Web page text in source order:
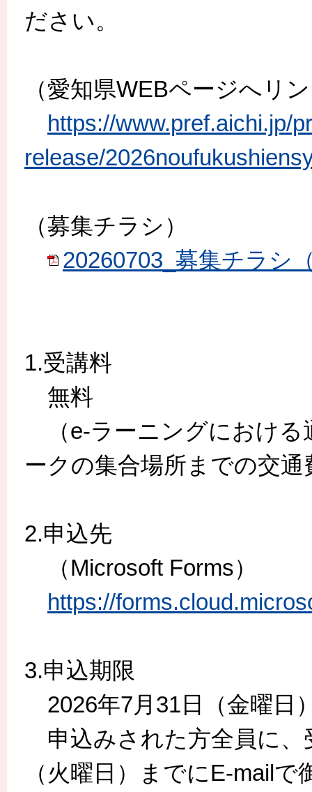
ださい。
（愛知県WEBページへリ
https://www.pref.aichi.jp/
release/
（募集チラシ）
20260703_募集チラシ
1.受講料
無料
（e-ラーニングにおける
ークの集合場所までの交
2.申込先
（Microsoft Forms）
https://
3.申込期限
2026年7月31日（金曜日
申込みされた方全員に、
（火曜日）までにE-mailで